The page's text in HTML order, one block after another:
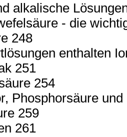
alkalische
- die
248
enthalten
251
254
Phosphorsäure
259
261